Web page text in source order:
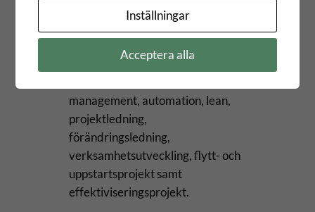
lager, produktion och supply chain
att utveckla och förbättra sin
logistikkonsulter arbetar bland
management, automation, lean,
projektledning,
förändringsledning,
verksamhetsutveckling, flytt- och
uppstartsprojekt samt
effektiviseringsprojekt.
Inställningar
Acceptera alla